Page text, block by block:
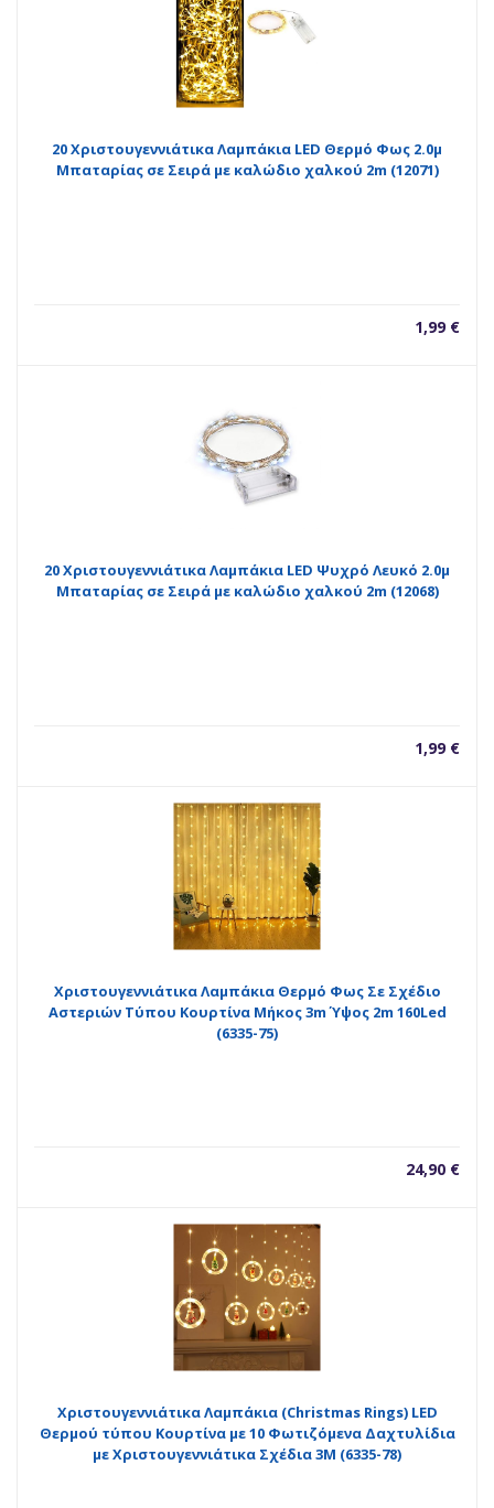
20 Χριστουγεννιάτικα Λαμπάκια LED Θερμό Φως 2.0μ
Μπαταρίας σε Σειρά με καλώδιο χαλκού 2m (12071)
1,99 €
20 Χριστουγεννιάτικα Λαμπάκια LED Ψυχρό Λευκό 2.0μ
Μπαταρίας σε Σειρά με καλώδιο χαλκού 2m (12068)
1,99 €
Χριστουγεννιάτικα Λαμπάκια Θερμό Φως Σε Σχέδιο
Αστεριών Τύπου Κουρτίνα Μήκος 3m Ύψος 2m 160Led
(6335-75)
24,90 €
Χριστουγεννιάτικα Λαμπάκια (Christmas Rings) LED
Θερμού τύπου Κουρτίνα με 10 Φωτιζόμενα Δαχτυλίδια
με Χριστουγεννιάτικα Σχέδια 3M (6335-78)